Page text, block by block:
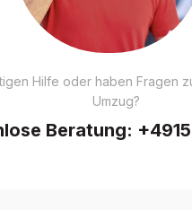
Hilfe oder haben Fragen
Umzug?
Beratung: